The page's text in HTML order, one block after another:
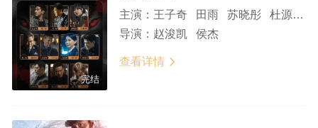
完结
主演： 王子奇 田雨 苏晓彤 杜源 傅浤鸣 徐洪浩 赵荀 张志坚 刘威葳 唐晓天
导演： 赵浚凯 侯杰
查看详情 